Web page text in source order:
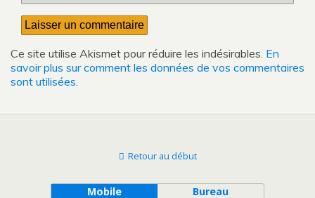
Ce site utilise Akismet pour réduire les indésirables. En
savoir plus sur comment les données de vos commentaires
sont utilisées.
Retour au début
Mobile Bureau